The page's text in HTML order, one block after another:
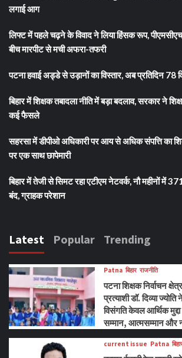
लगाई आग
लिफ्ट में पहले चढ़ने के विवाद ने लिया हिंसक रूप,
बीच मारपीट से मची अफरा-तफरी
पटना हवाई अड्डे से उड़ानों का विस्तार, अब प्रतिदिन 78
बिहार में शिक्षक तबादला नीति में बड़ा बदलाव, सरकार ने
कई फैसले
सहरसा में डीपीओ अधिकारी पर आय से अधिक संपत्ति का
पर एक साथ छापेमारी
बिहार में तेजी से सिमट रहा एटीएम नेटवर्क, नौ महीनों में
बंद, ग्राहक परेशान
Latest Popular Trending
Patna बिहार राजनीति
पटना शिक्षक निर्वाचन
प्रत्याशी डॉ. दिव्या
विसंगति केवल आर्थिक
सम्मान, आत्मसम्मान और
current issue Patna